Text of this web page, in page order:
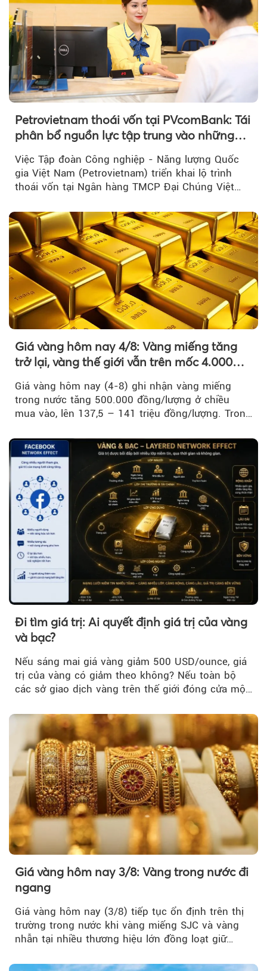
Petrovietnam thoái vốn tại PVcomBank: Tái
phân bổ nguồn lực tập trung vào những
Việc Tập đoàn Công nghiệp - Năng lượng Quốc
gia Việt Nam (Petrovietnam) triển khai lộ trình
thoái vốn tại Ngân hàng TMCP Đại Chúng Việt
Giá vàng hôm nay 4/8: Vàng miếng tăng
trở lại, vàng thế giới vẫn trên mốc 4.000
Giá vàng hôm nay (4-8) ghi nhận vàng miếng
trong nước tăng 500.000 đồng/lượng ở chiều
mua vào, lên 137,5 – 141 triệu đồng/lượng. Trong
trì trên ngưỡng 4.000 USD/ounce.
Đi tìm giá trị: Ai quyết định giá trị của vàng
và bạc?
Nếu sáng mai giá vàng giảm 500 USD/ounce, giá
trị của vàng có giảm theo không? Nếu toàn bộ
các sở giao dịch vàng trên thế giới đóng cửa một
Giá vàng hôm nay 3/8: Vàng trong nước đi
ngang
Giá vàng hôm nay (3/8) tiếp tục ổn định trên thị
trường trong nước khi vàng miếng SJC và vàng
nhẫn tại nhiều thương hiệu lớn đồng loạt giữ